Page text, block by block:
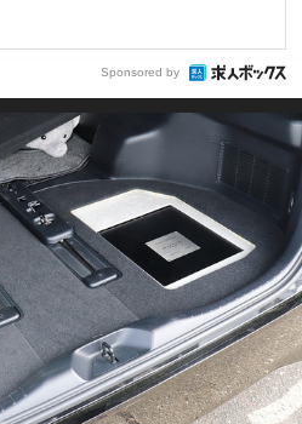
Sponsored by